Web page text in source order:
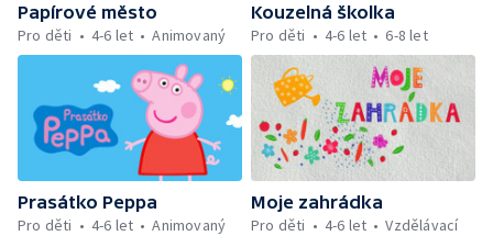
Papírové město
Pro děti
4-6 let Animovaný
Kouzelná školka
Pro děti
4-6 let 6-8 let
Prasátko Peppa
Pro děti
4-6 let Animovaný
Moje zahrádka
Pro děti
4-6 let Vzdělávací